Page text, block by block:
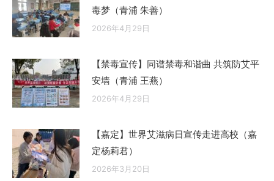
毒梦（青浦 朱善）
2026年4月29日
【禁毒宣传】同谱禁毒和谐曲 共筑防艾平
安墙（青浦 王燕）
2026年4月29日
【嘉定】世界艾滋病日宣传走进高校（嘉
定杨莉君）
2026年3月20日